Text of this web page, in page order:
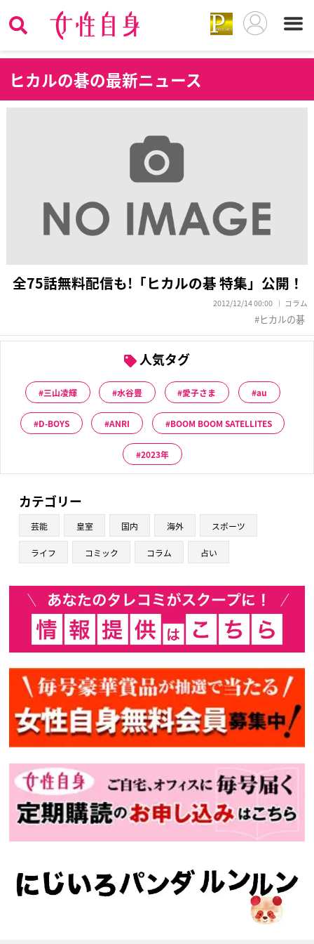
ヒカルの碁の最新ニュース
全75話無料配信も!「ヒカルの碁 特集」公開！
2012/12/14 00:00 コラム
ヒカルの碁
人気タグ
三山凌輝 水谷豊 愛子さま au
D-BOYS ANRI BOOM BOOM SATELLITES
2023年
カテゴリー
芸能 皇室 国内 海外 スポーツ
ライフ コミック コラム 占い